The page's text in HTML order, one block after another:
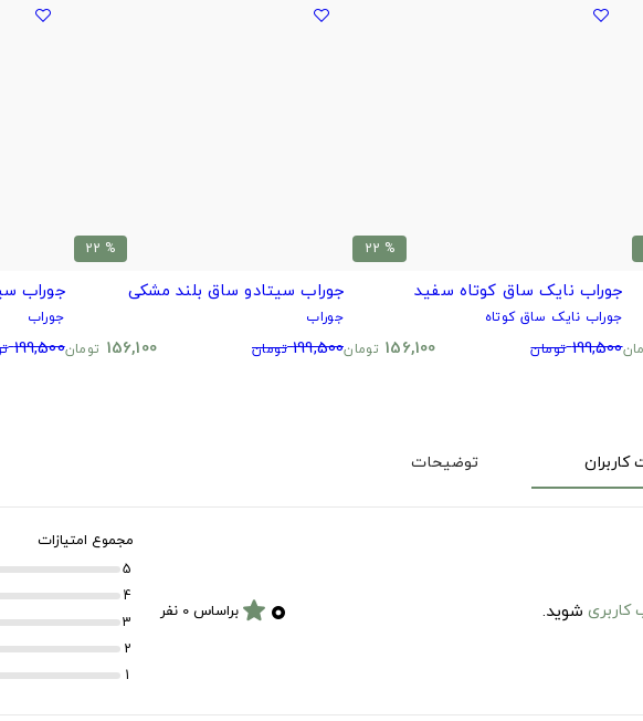
% 22
جوراب نایک ساق کوتاه سفید
جوراب نایک ساق کوتاه
199,500 تومان 156,100 تومان
% 22
جوراب سیتادو ساق بلند مشکی
جوراب
199,500 تومان 156,100 تومان
جوراب
جوراب
199,500
کاربران توضیحات
کاربری شوید. ۰ starبراساس 0 نفر
مجموع امتیازات
5
4
3
2
1